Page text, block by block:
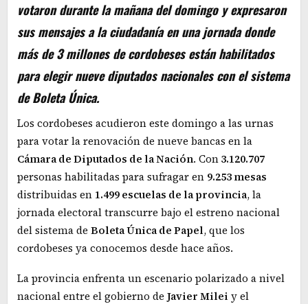
votaron durante la mañana del domingo y expresaron
sus mensajes a la ciudadanía en una jornada donde
más de 3 millones de cordobeses están habilitados
para elegir nueve diputados nacionales con el sistema
de Boleta Única.
Los cordobeses acudieron este domingo a las urnas
para votar la renovación de nueve bancas en la
Cámara de Diputados de la Nación. Con3.120.707
personas habilitadas para sufragar en 9.253 mesas
distribuidas en 1.499 escuelas de la provincia, la
jornada electoral transcurre bajo el estreno nacional
del sistema de Boleta Única de Papel, que los
cordobeses ya conocemos desde hace años.
La provincia enfrenta un escenario polarizado a nivel
nacional entre el gobierno de Javier Milei y el